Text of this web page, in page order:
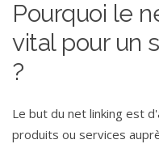
Pourquoi le
vital pour un
?
Le but du net linking est
produits ou services